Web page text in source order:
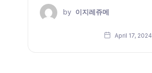
by 이지레쥬메
April 17, 2024